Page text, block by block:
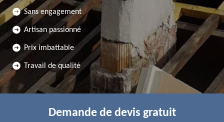
Sans engagement
Artisan passionné
Prix imbattable
Travail de qualité
Demande de devis gratuit